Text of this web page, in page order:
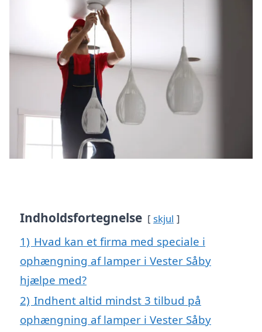
Indholdsfortegnelse skjul
1) Hvad kan et firma med speciale i
ophængning af lamper i Vester Såby
hjælpe med?
2) Indhent altid mindst 3 tilbud på
ophængning af lamper i Vester Såby